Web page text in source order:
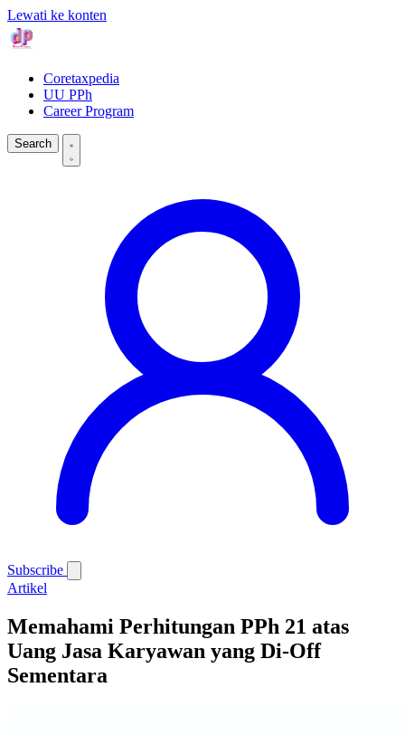
Lewati ke konten
Coretaxpedia
UU PPh
Career Program
Search
Subscribe
Artikel
Memahami Perhitungan PPh 21 atas
Uang Jasa Karyawan yang Di-Off
Sementara